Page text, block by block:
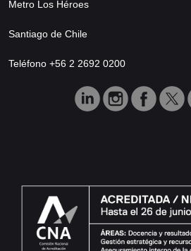
Metro Los Héroes
Santiago de Chile
Teléfono +56 2 2692 0200